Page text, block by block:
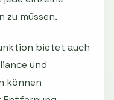
zu müssen.
bietet auch
und
können